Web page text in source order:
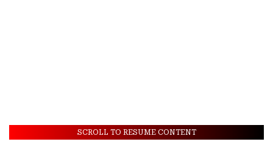
SCROLL TO RESUME CONTENT